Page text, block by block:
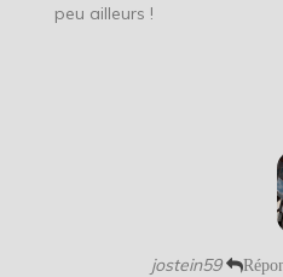
peu ailleurs !
jostein59